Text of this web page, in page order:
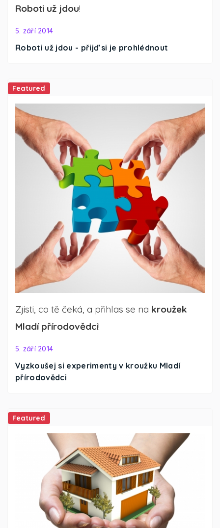
Roboti už jdou - přijď si je prohlédnout
5. září 2014
Roboti už jdou!
Featured
Vyzkoušej si experimenty v kroužku Mladí
přírodovědci
5. září 2014
Zjisti, co tě čeká, a přihlas se na kroužek
Mladí přírodovědci!
Featured